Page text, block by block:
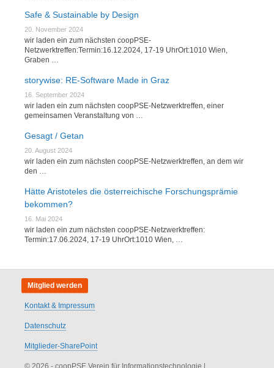
Safe & Sustainable by Design
20. November 2024
wir laden ein zum nächsten coopPSE-
Netzwerktreffen:Termin:16.12.2024, 17-19 UhrOrt:1010 Wien,
Graben …
storywise: RE-Software Made in Graz
16. September 2024
wir laden ein zum nächsten coopPSE-Netzwerktreffen, einer
gemeinsamen Veranstaltung von …
Gesagt / Getan
20. August 2024
wir laden ein zum nächsten coopPSE-Netzwerktreffen, an dem wir
den …
Hätte Aristoteles die österreichische Forschungsprämie
bekommen?
16. Mai 2024
wir laden ein zum nächsten coopPSE-Netzwerktreffen:
Termin:17.06.2024, 17-19 UhrOrt:1010 Wien, …
Mitglied werden
Kontakt & Impressum
Datenschutz
Mitglieder-SharePoint